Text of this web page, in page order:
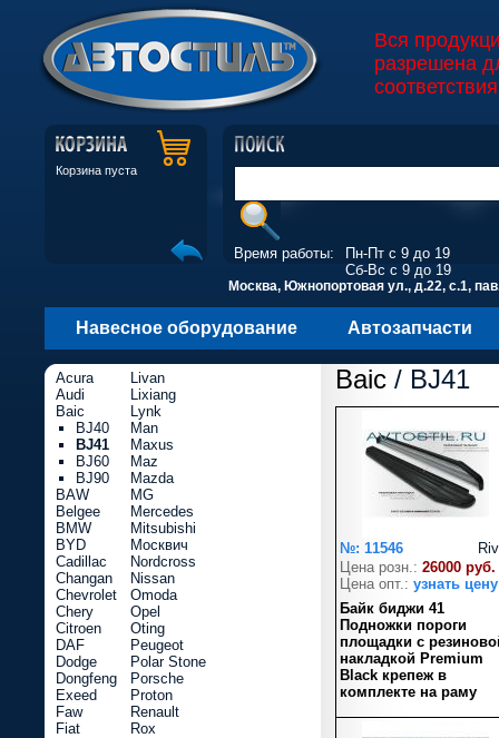
Вся
разрешена
Корзина пуста
Время работы:
Пн-Пт с 9 до 19
Сб-Вс с 9 до 19
Москва, Южнопортовая ул., д.22, с.1,
Навесное оборудование Автозапчасти
Baic / BJ41
№: 11546
Цена розн.: 26000 руб.
Цена опт.: узнать цену
Байк биджи 41
Подножки пороги
площадки с
накладкой Premium
Black крепеж в
комплекте на раму
Acura
Audi
Baic
BJ40
BJ41
BJ60
BJ90
BAW
Belgee
BMW
BYD
Cadillac
Changan
Chevrolet
Chery
Citroen
DAF
Dodge
Dongfeng
Exeed
Faw
Fiat
Livan
Lixiang
Lynk
Man
Maxus
Maz
Mazda
MG
Mercedes
Mitsubishi
Москвич
Nordcross
Nissan
Omoda
Opel
Oting
Peugeot
Polar Stone
Porsche
Proton
Renault
Rox